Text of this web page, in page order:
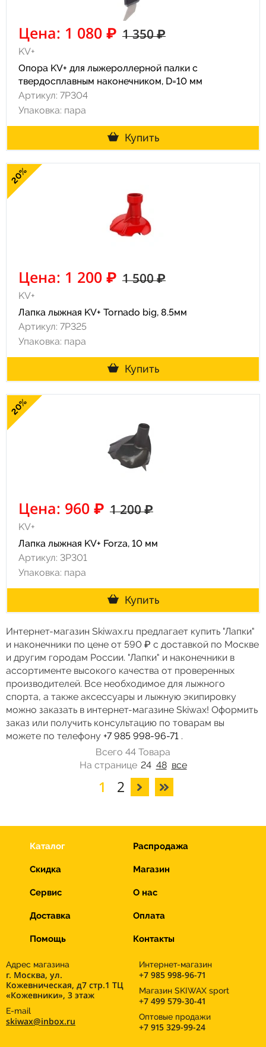
Цена: 1 080 ₽ 1 350 ₽
KV+
Опора KV+ для лыжероллерной палки с
твердосплавным наконечником, D=10 мм
Артикул: 7P304
Упаковка: пара
Купить
20%
Цена: 1 200 ₽ 1 500 ₽
KV+
Лапка лыжная KV+ Tornado big, 8.5мм
Артикул: 7P325
Упаковка: пара
Купить
20%
Цена: 960 ₽ 1 200 ₽
KV+
Лапка лыжная KV+ Forza, 10 мм
Артикул: 3P301
Упаковка: пара
Купить
Интернет-магазин Skiwax.ru предлагает купить "Лапки"
и наконечники по цене от 590 ₽ с доставкой по Москве
и другим городам России. "Лапки" и наконечники в
ассортименте высокого качества от проверенных
производителей. Все необходимое для лыжного
спорта, а также аксессуары и лыжную экипировку
можно заказать в интернет-магазине Skiwax! Оформить
заказ или получить консультацию по товарам вы
можете по телефону +7 985 998-96-71 .
1 2
Всего 44 Товара
На странице 24 48 все
Каталог Распродажа
Скидка Магазин
Сервис О нас
Доставка Оплата
Помощь Контакты
Адрес магазина
г. Москва, ул.
Кожевническая, д7 стр.1 ТЦ
«Кожевники», 3 этаж
E-mail
skiwax@inbox.ru
Интернет-магазин
+7 985 998-96-71
Магазин SKIWAX sport
+7 499 579-30-41
Оптовые продажи
+7 915 329-99-24